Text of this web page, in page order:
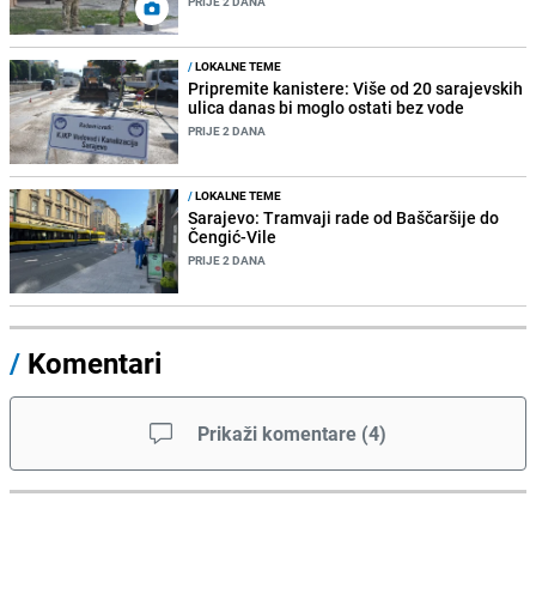
/LOKALNE TEME
Pripremite kanistere: Više od 20 sarajevskih
ulica danas bi moglo ostati bez vode
PRIJE 2 DANA
/LOKALNE TEME
Sarajevo: Tramvaji rade od Baščaršije do
Čengić-Vile
PRIJE 2 DANA
/ Komentari
Prikaži komentare (4)